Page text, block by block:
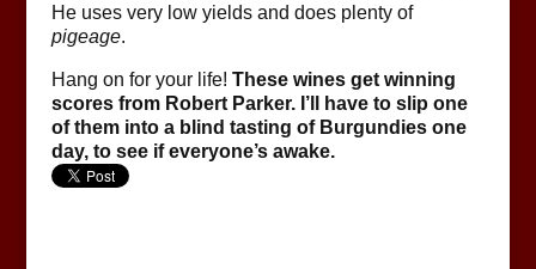
He uses very low yields and does plenty of
pigeage.
Hang on for your life! These wines get winning
scores from Robert Parker. I’ll have to slip one
of them into a blind tasting of Burgundies one
day, to see if everyone’s awake.